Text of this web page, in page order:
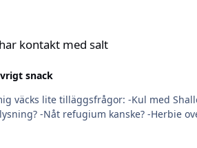
kontakt med salt
snack
du hålla för djur? -Kommer du köra tritonmetoden eller balling? Vilket